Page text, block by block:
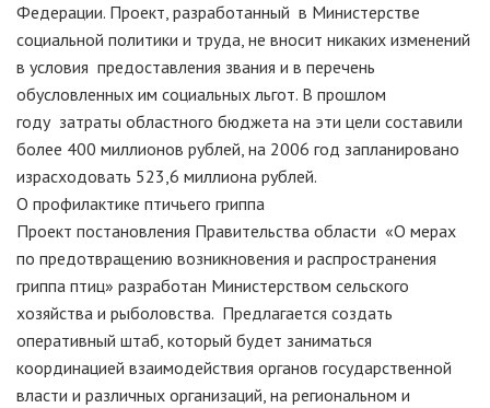
Федерации. Проект, разработанный в Министерстве
социальной политики и труда, не вносит никаких изменений
в условия предоставления звания и в перечень
обусловленных им социальных льгот. В прошлом
году затраты областного бюджета на эти цели составили
более 400 миллионов рублей, на 2006 год запланировано
израсходовать 523,6 миллиона рублей.
О профилактике птичьего гриппа
Проект постановления Правительства области «О мерах
по предотвращению возникновения и распространения
гриппа птиц» разработан Министерством сельского
хозяйства и рыболовства. Предлагается создать
оперативный штаб, который будет заниматься
координацией взаимодействия органов государственной
власти и различных организаций, на региональном и